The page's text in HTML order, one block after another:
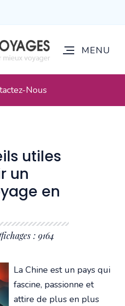
Nous
utiles
un
en
: 9164
La Chine est un pays qui
fascine, passionne et
attire de plus en plus